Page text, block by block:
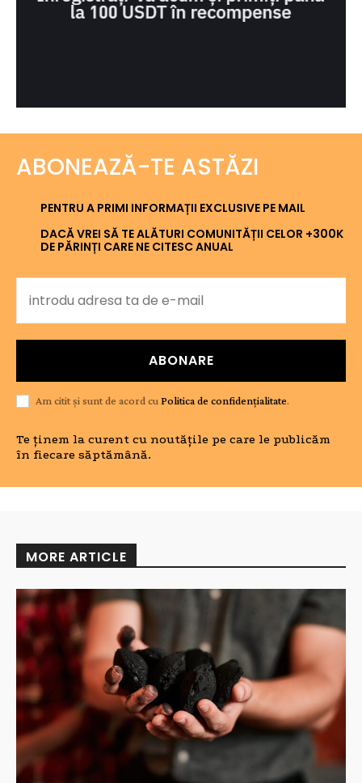
ABONEAZĂ-TE ASTĂZI
PENTRU A PRIMI INFORMAȚII EXCLUSIVE PE MAIL
DACĂ VREI SĂ TE ALĂTURI COMUNITĂȚII CELOR +300K
DE PĂRINȚI CARE NE CITESC ANUAL
ABONARE
Am citit și sunt de acord cuPolitica de confidențialitate.
Te ținem la curent cu noutățile pe care le publicăm
în fiecare săptămână.
MORE ARTICLE